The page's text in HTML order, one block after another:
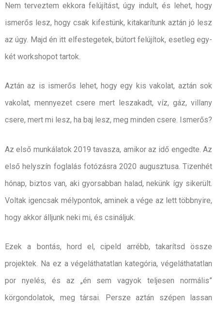
Nem terveztem ekkora felújítást, úgy indult, és lehet, hogy
ismerős lesz, hogy csak kifestünk, kitakarítunk aztán jó lesz
az úgy. Majd én itt elfestegetek, bútort felújítok, esetleg egy-
két workshopot tartok.
Aztán az is ismerős lehet, hogy egy kis vakolat, aztán sok
vakolat, mennyezet csere mert leszakadt, víz, gáz, villany
csere, mert mi lesz, ha baj lesz, meg minden csere. Ismerős?
Az első munkálatok 2019 tavasza, amikor az idő engedte. Az
első helyszín foglalás fotózásra 2020 augusztusa. Tizenhét
hónap, biztos van, aki gyorsabban halad, nekünk így sikerült.
Voltak igencsak mélypontok, aminek a vége az lett többnyire,
hogy akkor álljunk neki mi, és csináljuk.
Ezek a bontás, hord el, cipeld arrébb, takarítsd össze
projektek. Na ez a végeláthatatlan kategória, végeláthatatlan
por nyelés, és az „én sem vagyok teljesen normális”
körgondolatok, meg társai. Persze aztán szépen lassan